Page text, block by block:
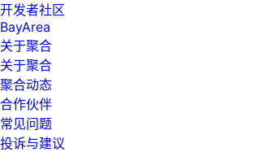
开发者社区
BayArea
关于聚合
关于聚合
聚合动态
合作伙伴
常见问题
投诉与建议